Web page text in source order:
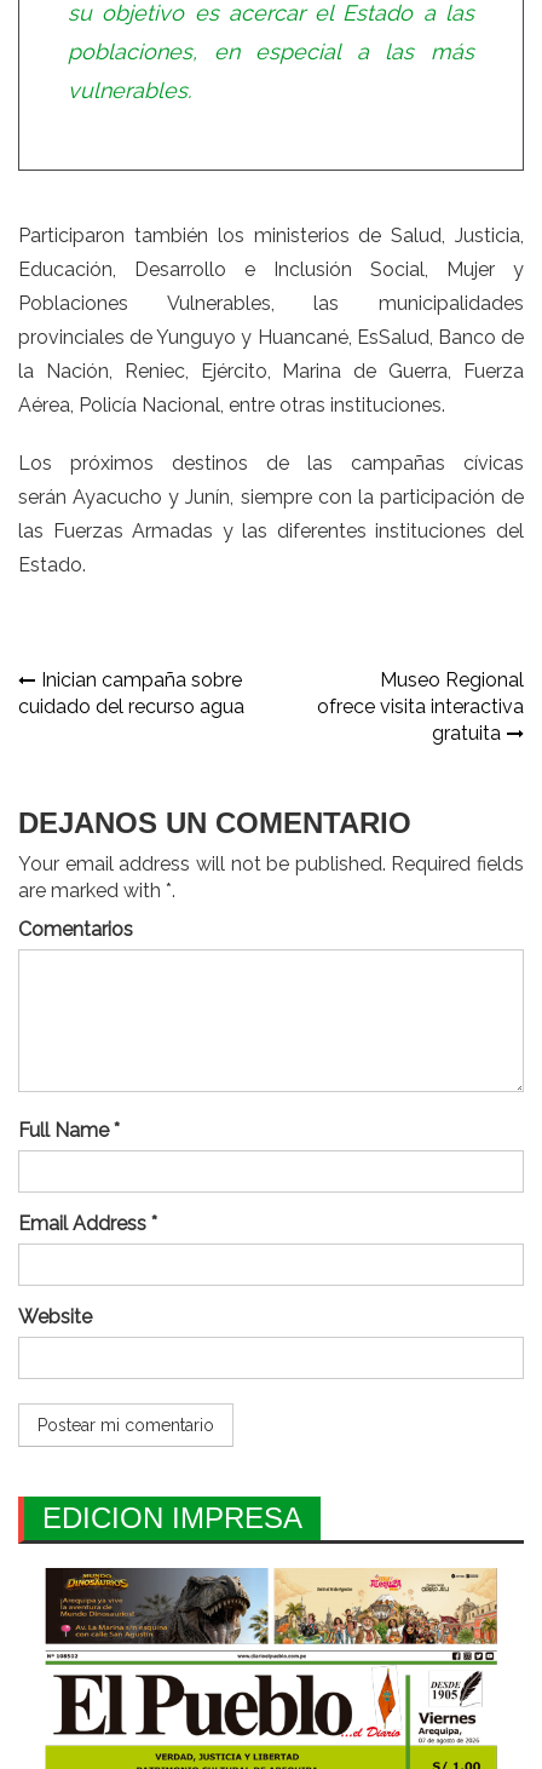
su objetivo es acercar el Estado a las
poblaciones, en especial a las más
vulnerables.
Participaron también los ministerios de Salud, Justicia,
Educación, Desarrollo e Inclusión Social, Mujer y
Poblaciones Vulnerables, las municipalidades
provinciales de Yunguyo y Huancané, EsSalud, Banco de
la Nación, Reniec, Ejército, Marina de Guerra, Fuerza
Aérea, Policía Nacional, entre otras instituciones.
Los próximos destinos de las campañas cívicas
serán Ayacucho y Junín, siempre con la participación de
las Fuerzas Armadas y las diferentes instituciones del
Estado.
Navegación
de
Inician campaña sobre
cuidado del recurso agua
Museo Regional
ofrece visita interactiva
gratuita
DEJANOS UN COMENTARIO
Your email address will not be published. Required fields
are marked with *.
Comentarios
Full Name *
Email Address *
Website
EDICION IMPRESA